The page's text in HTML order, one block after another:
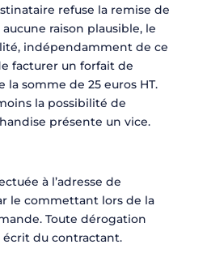
refuse la remise de
raison plausible, le
indépendamment de ce
facturer un forfait de
somme de 25 euros HT.
la possibilité de
présente un vice.
à l’adresse de
le commettant lors de la
Toute dérogation
écrit du contractant.